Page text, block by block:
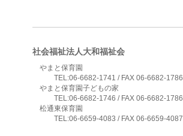
社会福祉法人大和福祉会
やまと保育園
TEL:06-6682-1741 / FAX 06-6682-1786
やまと保育園子どもの家
TEL:06-6682-1746 / FAX 06-6682-1786
松通東保育園
TEL:06-6659-4083 / FAX 06-6659-4087